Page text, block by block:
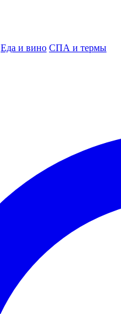
Еда и вино СПА и термы